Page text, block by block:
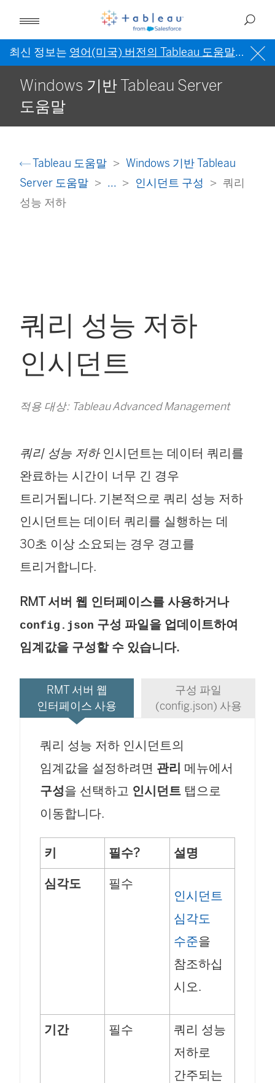
최신 정보는 영어(미국) 버전의 Tableau 도움말을 참조
Windows 기반 Tableau Server
도움말
Tableau 도움말
Windows 기반 Tableau
Server 도움말
... 인시던트 구성
쿼리
성능 저하
쿼리 성능 저하
인시던트
적용 대상: Tableau Advanced Management
쿼리 성능 저하인시던트는 데이터 쿼리를
완료하는 시간이 너무 긴 경우
트리거됩니다. 기본적으로 쿼리 성능 저하
인시던트는 데이터 쿼리를 실행하는 데
30초 이상 소요되는 경우 경고를
트리거합니다.
RMT 서버 웹 인터페이스를 사용하거나
config.json 구성 파일을 업데이트하여
임계값을 구성할 수 있습니다.
RMT 서버 웹
인터페이스 사용
구성 파일
(config.json) 사용
쿼리 성능 저하 인시던트의
임계값을 설정하려면 관리 메뉴에서
구성을 선택하고 인시던트 탭으로
이동합니다.
키 필수? 설명
심각도
필수
인시던트
심각도
수준을
참조하십
시오.
기간 필수
쿼리 성능
저하로
간주되는